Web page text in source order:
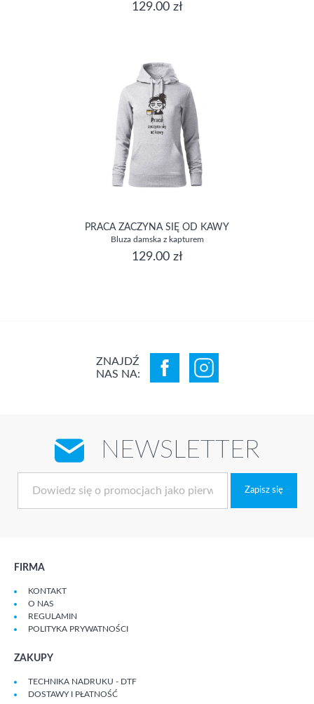
129.00 zł
PRACA ZACZYNA SIĘ OD KAWY
Bluza damska z kapturem
129.00 zł
ZNAJDŹ
NAS NA:
NEWSLETTER
Zapisz się
FIRMA
KONTAKT
O NAS
REGULAMIN
POLITYKA PRYWATNOŚCI
ZAKUPY
TECHNIKA NADRUKU - DTF
DOSTAWY I PŁATNOŚĆ